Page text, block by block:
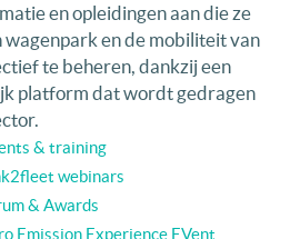
en opleidingen aan die ze
wagenpark en de mobiliteit van
te beheren, dankzij een
platform dat wordt gedragen
& training
webinars
& Awards
Emission Experience EVent